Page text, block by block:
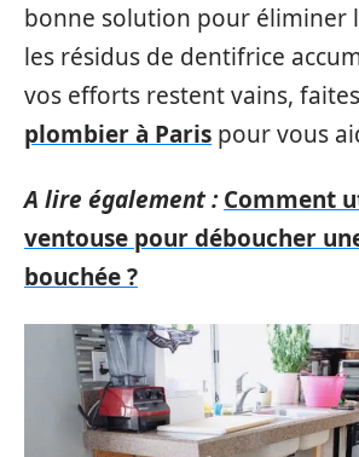
bonne solution pour éliminer
les résidus de dentifrice
vos efforts restent vains,
plombier à Paris pour vous
A lire également : Comment
ventouse pour déboucher
bouchée ?